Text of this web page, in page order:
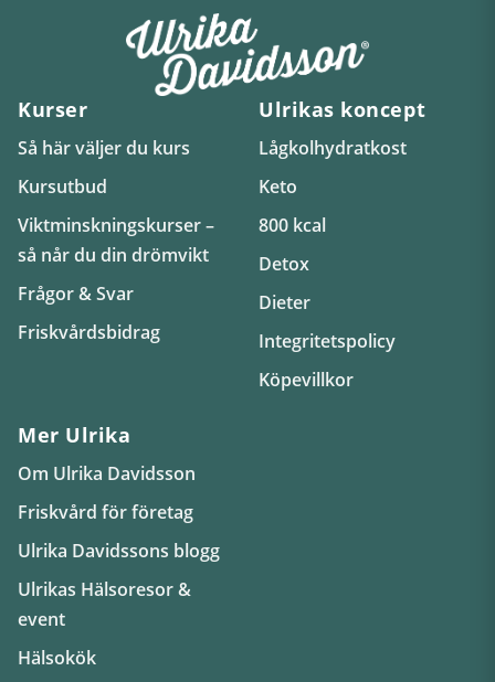
Kurser
Så här väljer du kurs
Kursutbud
Viktminskningskurser –
så når du din drömvikt
Frågor & Svar
Friskvårdsbidrag
Ulrikas koncept
Lågkolhydratkost
Keto
800 kcal
Detox
Dieter
Integritetspolicy
Köpevillkor
Mer Ulrika
Om Ulrika Davidsson
Friskvård för företag
Ulrika Davidssons blogg
Ulrikas Hälsoresor &
event
Hälsokök